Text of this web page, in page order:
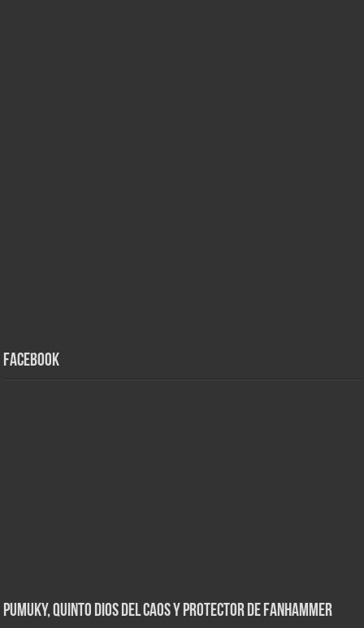
Facebook
Pumuky, Quinto Dios del Caos y Protector de FanHammer